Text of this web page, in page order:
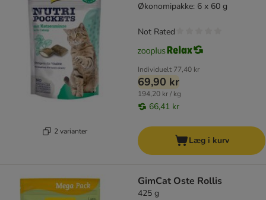
2 varianter
Økonomipakke: 6 x 60 g
Individuelt 77,40 kr
69,90 kr
194,20 kr / kg
66,41 kr
Not Rated
Læg i kurv
GimCat Oste Rollis
425 g